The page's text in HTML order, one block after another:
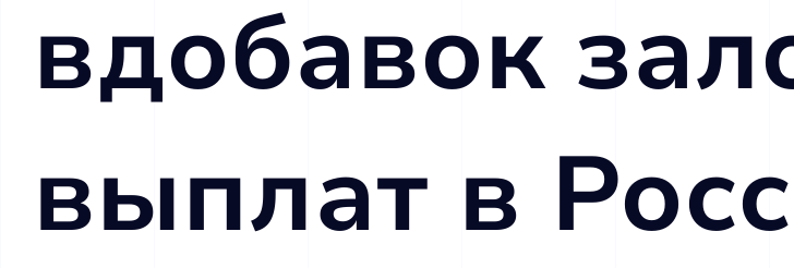
вдобавок
выплат в